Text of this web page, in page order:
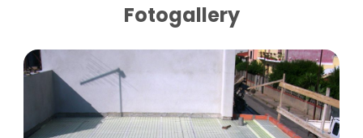
Fotogallery